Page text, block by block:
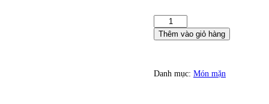
là:
70.000 ₫.là:
lượng
Thêm vào giỏ hàng
Danh mục: Món mặn